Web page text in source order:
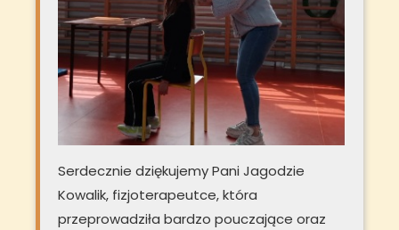
Serdecznie dziękujemy Pani Jagodzie
Kowalik, fizjoterapeutce, która
przeprowadziła bardzo pouczające oraz